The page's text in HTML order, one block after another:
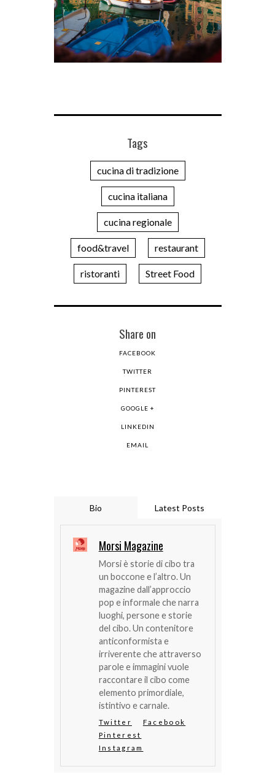
Tags
cucina di tradizione
cucina italiana
cucina regionale
food&travel restaurant
ristoranti Street Food
Share on
FACEBOOK
TWITTER
PINTEREST
GOOGLE +
LINKEDIN
EMAIL
Bio Latest Posts
Morsi Magazine
Morsi è storie di cibo tra
un boccone e l’altro. Un
magazine dall’approccio
pop e informale che narra
luoghi, persone e storie
del cibo. Un contenitore
anticonformista e
irriverente che attraverso
parole e immagini vuole
raccontare il cibo come
elemento primordiale,
istintivo e carnale.
Twitter
Facebook
Pinterest
Instagram